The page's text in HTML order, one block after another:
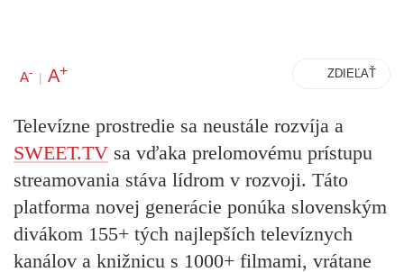
A- | A+ ZDIEĽAŤ
Televízne prostredie sa neustále rozvíja a
SWEET.TV sa vďaka prelomovému prístupu
streamovania stáva lídrom v rozvoji. Táto
platforma novej generácie ponúka slovenským
divákom 155+ tých najlepších televíznych
kanálov a knižnicu s 1000+ filmami, vrátane